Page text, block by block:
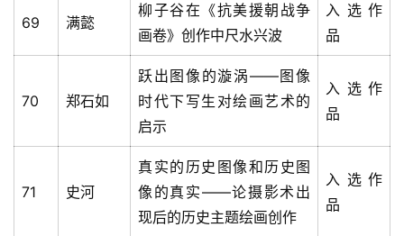
69 满懿
柳子谷在《抗美援朝战争
画卷》创作中尺水兴波
入选作
品
70 郑石如
跃出图像的漩涡——图像
时代下写生对绘画艺术的
启示
入选作
品
71 史河
真实的历史图像和历史图
像的真实——论摄影术出
现后的历史主题绘画创作
入选作
品